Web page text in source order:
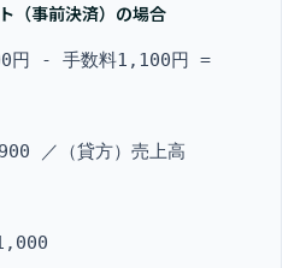
（事前決済）の場合
円 - 手数料1,100円 =
／（貸方）売上高